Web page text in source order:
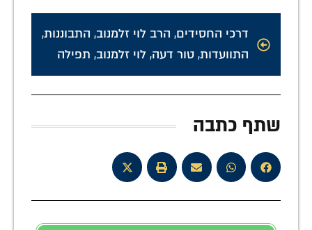
דרכי החסידים, הרב לוי זלמנוב, התבוננות,
התוועדות, טור דעה, לוי זלמנוב, תפילה
שתף כתבה